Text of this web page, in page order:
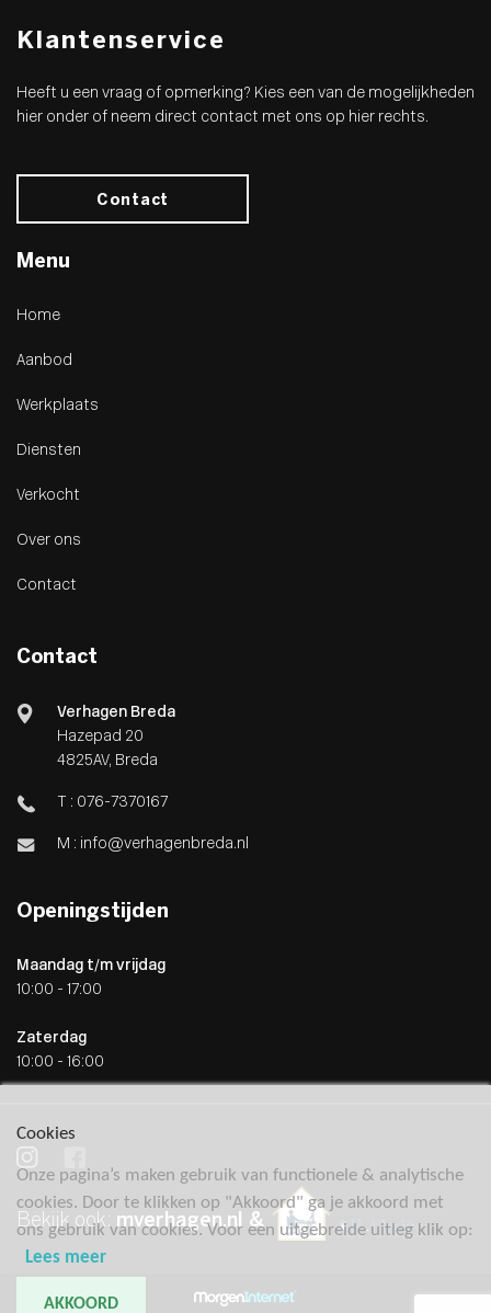
Klantenservice
Heeft u een vraag of opmerking? Kies een van de mogelijkheden
hier onder of neem direct contact met ons op hier rechts.
Contact
Menu
Home
Aanbod
Werkplaats
Diensten
Verkocht
Over ons
Contact
Contact
Verhagen Breda
Hazepad 20
4825AV, Breda
T : 076-7370167
M : info@verhagenbreda.nl
Openingstijden
Maandag t/m vrijdag
10:00 - 17:00
Zaterdag
10:00 - 16:00
Bekijk ook: mverhagen.nl &
Cookies
Onze pagina’s maken gebruik van functionele & analytische
cookies. Door te klikken op "Akkoord" ga je akkoord met
ons gebruik van cookies. Voor een uitgebreide uitleg klik op:
Lees meer
AKKOORD